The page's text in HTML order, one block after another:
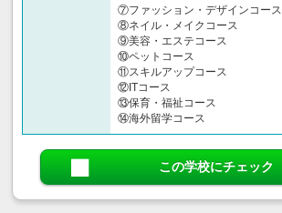
⑦ファッション・デザインコース
⑧ネイル・メイクコース
⑨美容・エステコース
⑩ペットコース
⑪スキルアップコース
⑫ITコース
⑬保育・福祉コース
⑭海外留学コース
この学校にチェック